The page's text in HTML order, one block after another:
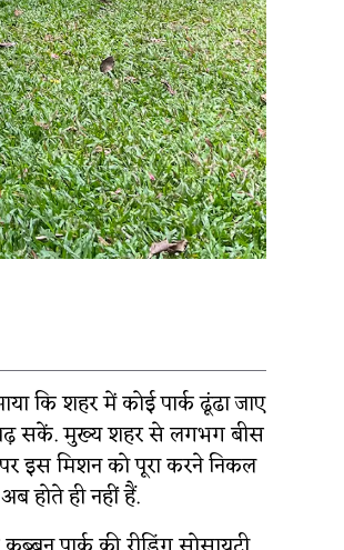
कि शहर में कोई पार्क ढूंढा जाए
पढ़ सकें. मुख्य शहर से लगभग बीस
इस मिशन को पूरा करने निकल
होते ही नहीं हैं.